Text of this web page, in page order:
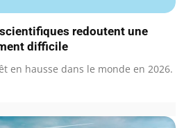
redoutent une
difficile
en hausse dans le monde en 2026.